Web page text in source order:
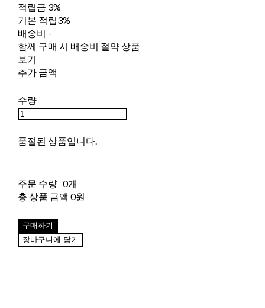
적립금 3%
기본 적립3%
배송비 -
함께 구매 시 배송비 절약 상품
보기
추가 금액
수량
품절된 상품입니다.
주문 수량 0개
총 상품 금액 0원
구매하기
장바구니에 담기